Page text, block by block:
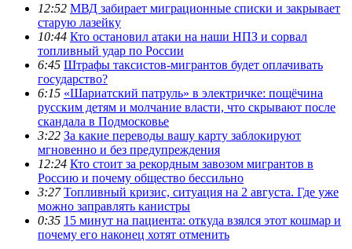
12:52 МВД забирает миграционные списки и закрывает
старую лазейку
10:44 Кто остановил атаки на наши НПЗ и сорвал
топливный удар по России
6:45 Штрафы таксистов-мигрантов будет оплачивать
государство?
6:15 «Шариатский патруль» в электричке: пощёчина
русским детям и молчание власти, что скрывают после
скандала в Подмосковье
3:22 За какие переводы вашу карту заблокируют
мгновенно и без предупреждения
12:24 Кто стоит за рекордным завозом мигрантов в
Россию и почему общество бессильно
3:27 Топливный кризис, ситуация на 2 августа. Где уже
можно заправлять канистры
0:35 15 минут на пациента: откуда взялся этот кошмар и
почему его наконец хотят отменить